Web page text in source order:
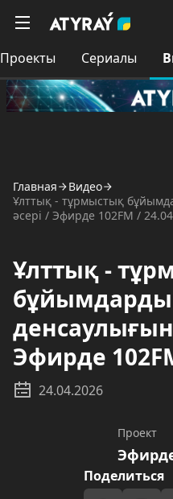
Проекты Сериалы
Главная
Видео
Ұлттық - тұрмыстық
әсері / Эфирде 102FM /
Ұлттық -
Эфирде
24.04.2026
Проект
Поделиться